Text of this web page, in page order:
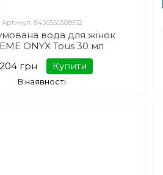
Артикул: 8436550508932
вода для жінок
ONYX Tous 30 мл
грн
Купити
В наявності